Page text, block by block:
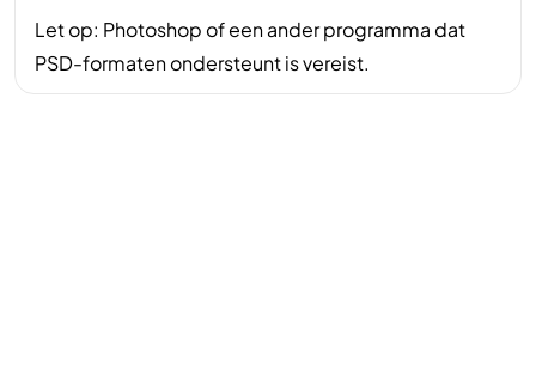
Let op: Photoshop of een ander programma dat
PSD-formaten ondersteunt is vereist.